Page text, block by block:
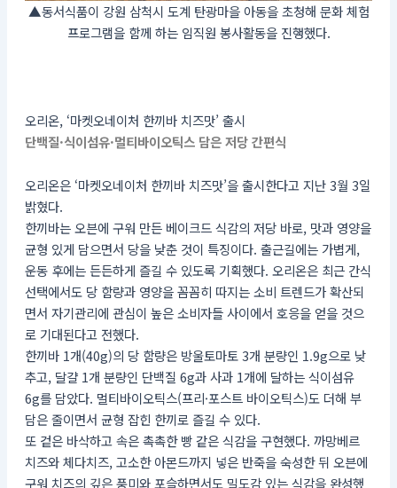
▲동서식품이 강원 삼척시 도계 탄광마을 아동을 초청해 문화 체험
프로그램을 함께 하는 임직원 봉사활동을 진행했다.
오리온, ‘마켓오네이처 한끼바 치즈맛’ 출시
단백질·식이섬유·멀티바이오틱스 담은 저당 간편식
오리온은 ‘마켓오네이처 한끼바 치즈맛’을 출시한다고 지난 3월 3일
밝혔다.
한끼바는 오븐에 구워 만든 베이크드 식감의 저당 바로, 맛과 영양을
균형 있게 담으면서 당을 낮춘 것이 특징이다. 출근길에는 가볍게,
운동 후에는 든든하게 즐길 수 있도록 기획했다. 오리온은 최근 간식
선택에서도 당 함량과 영양을 꼼꼼히 따지는 소비 트렌드가 확산되
면서 자기관리에 관심이 높은 소비자들 사이에서 호응을 얻을 것으
로 기대된다고 전했다.
한끼바 1개(40g)의 당 함량은 방울토마토 3개 분량인 1.9g으로 낮
추고, 달걀 1개 분량인 단백질 6g과 사과 1개에 달하는 식이섬유
6g를 담았다. 멀티바이오틱스(프리·포스트 바이오틱스)도 더해 부
담은 줄이면서 균형 잡힌 한끼로 즐길 수 있다.
또 겉은 바삭하고 속은 촉촉한 빵 같은 식감을 구현했다. 까망베르
치즈와 체다치즈, 고소한 아몬드까지 넣은 반죽을 숙성한 뒤 오븐에
구워 치즈의 깊은 풍미와 포슬하면서도 밀도감 있는 식감을 완성했